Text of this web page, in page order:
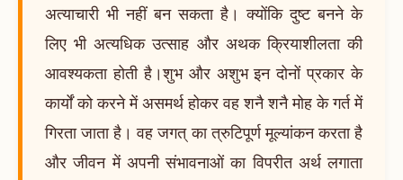
अत्याचारी भी नहीं बन सकता है। क्योंकि दुष्ट बनने के
लिए भी अत्यधिक उत्साह और अथक क्रियाशीलता की
आवश्यकता होती है।शुभ और अशुभ इन दोनों प्रकार के
कार्यों को करने में असमर्थ होकर वह शनै शनै मोह के गर्त में
गिरता जाता है। वह जगत् का त्रुटिपूर्ण मूल्यांकन करता है
और जीवन में अपनी संभावनाओं का विपरीत अर्थ लगाता